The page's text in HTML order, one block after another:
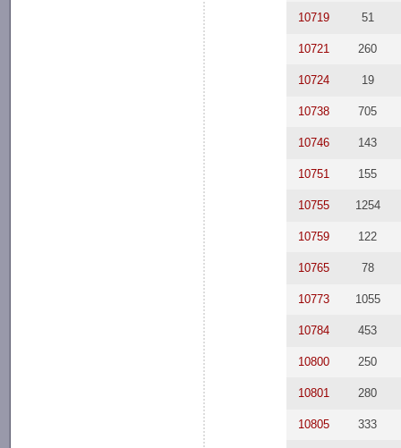
10719 51
10721 260
10724 19
10738 705
10746 143
10751 155
10755 1254
10759 122
10765 78
10773 1055
10784 453
10800 250
10801 280
10805 333